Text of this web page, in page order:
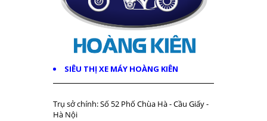
SIÊU THỊ XE MÁY HOÀNG KIÊN
Trụ sở chính: Số 52 Phố Chùa Hà - Cầu Giấy -
Hà Nội